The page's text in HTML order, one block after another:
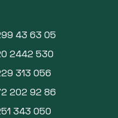
43 63 05
2442 530
313 056
202 92 86
343 050